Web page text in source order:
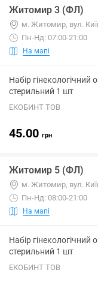
Житомир 3 (ФЛ)
м. Житомир, вул.
Пн-Нд: 07:00-21:00
На мапі
Набір
стерильний 1 шт
ЕКОБИНТ ТОВ
45.00 грн
Житомир 5 (ФЛ)
м. Житомир, вул.
Пн-Нд: 08:00-21:00
На мапі
Набір
стерильний 1 шт
ЕКОБИНТ ТОВ